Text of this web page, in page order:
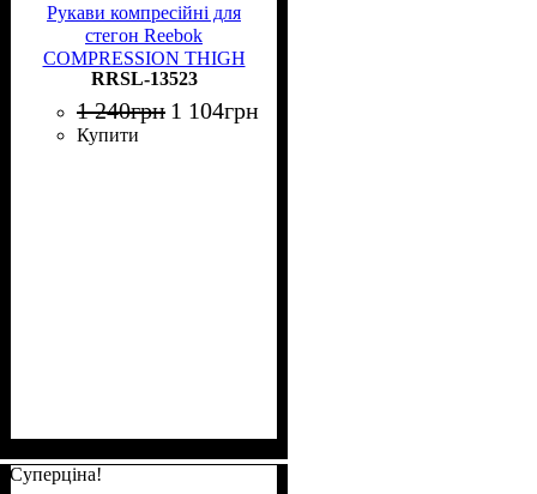
Рукави компресійні для
стегон Reebok
COMPRESSION THIGH
SLEEVE 2 шт. чорно-сірі S
RRSL-13523
RRSL-13523
1 240грн 1 104грн
Купити
Суперціна!